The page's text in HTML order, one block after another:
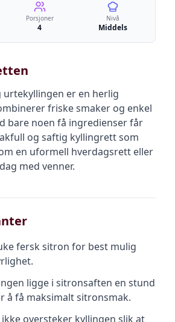
Porsjoner
4
Nivå
Middels
urtekyllingen er en herlig
friske smaker og enkel
bare noen få ingredienser får
og saftig kyllingrett som
en uformell hverdagsrett eller
med venner.
fersk sitron for best mulig
ligge i sitronsaften en stund
å få maksimalt sitronsmak.
ikke oversteker kyllingen slik at